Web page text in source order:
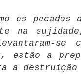
os pecados
na
se
estão a
a destruição